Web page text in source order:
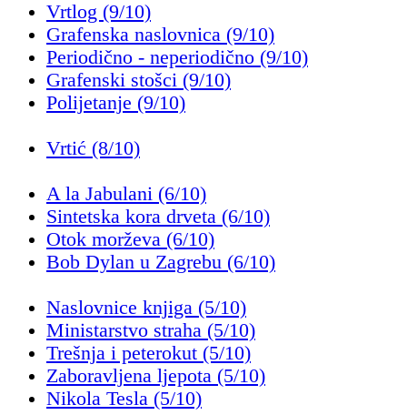
Vrtlog (9/10)
Grafenska naslovnica (9/10)
Periodično - neperiodično (9/10)
Grafenski stošci (9/10)
Polijetanje (9/10)
Vrtić (8/10)
A la Jabulani (6/10)
Sintetska kora drveta (6/10)
Otok morževa (6/10)
Bob Dylan u Zagrebu (6/10)
Naslovnice knjiga (5/10)
Ministarstvo straha (5/10)
Trešnja i peterokut (5/10)
Zaboravljena ljepota (5/10)
Nikola Tesla (5/10)